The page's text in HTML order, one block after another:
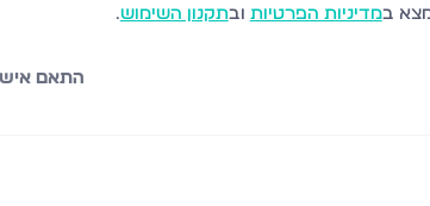
תיווך
עמנואל
במדיניות הפרטיות ובתקנון השימוש.
התאם